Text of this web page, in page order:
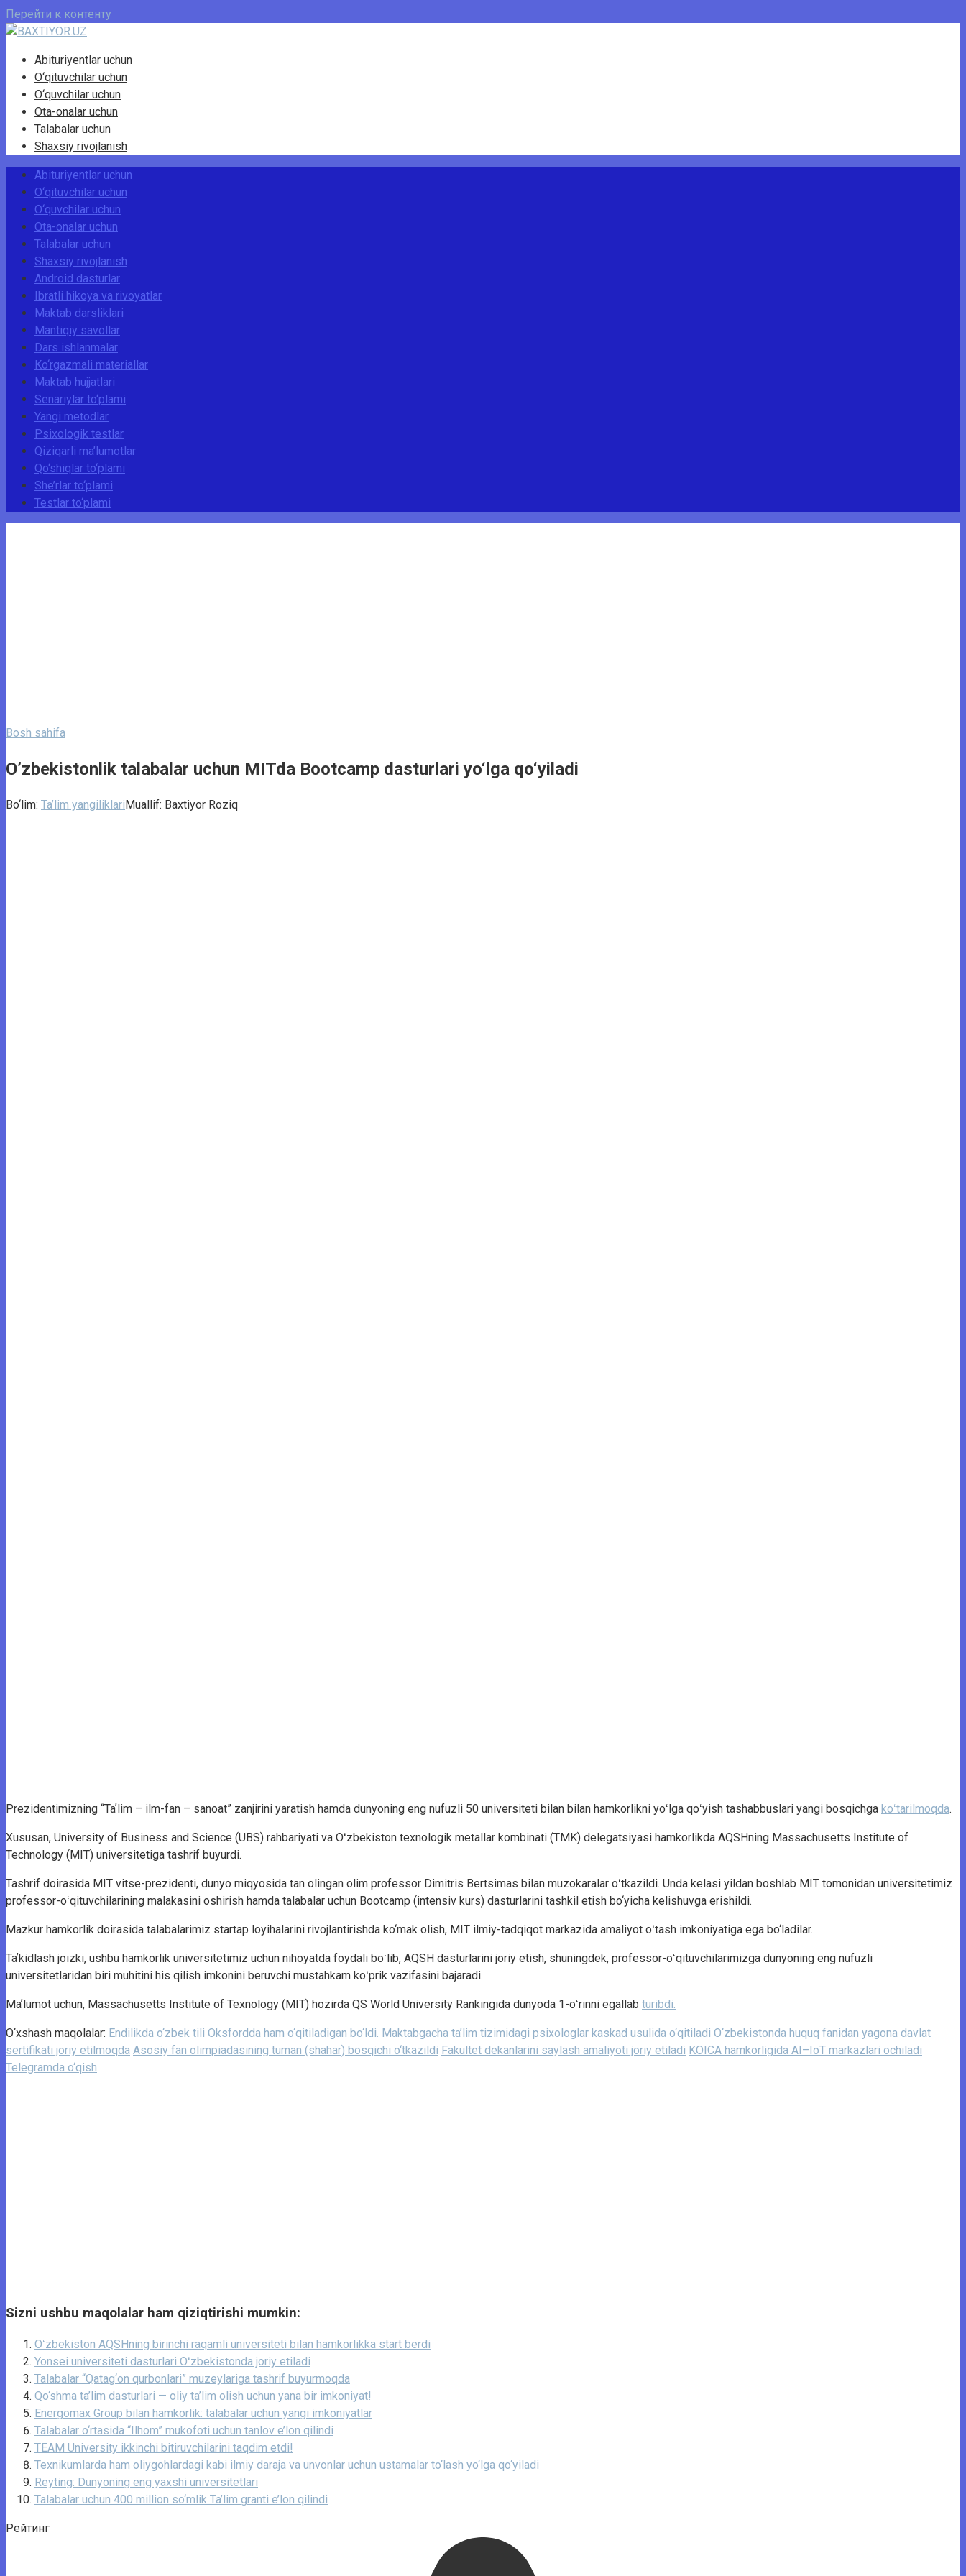
Перейти к контенту
Abituriyentlar uchun
O‘qituvchilar uchun
O‘quvchilar uchun
Ota-onalar uchun
Talabalar uchun
Shaxsiy rivojlanish
Abituriyentlar uchun
O‘qituvchilar uchun
O‘quvchilar uchun
Ota-onalar uchun
Talabalar uchun
Shaxsiy rivojlanish
Android dasturlar
Ibratli hikoya va rivoyatlar
Maktab darsliklari
Mantiqiy savollar
Dars ishlanmalar
Ko‘rgazmali materiallar
Maktab hujjatlari
Senariylar to‘plami
Yangi metodlar
Psixologik testlar
Qiziqarli ma’lumotlar
Qo‘shiqlar to‘plami
She’rlar to‘plami
Testlar to‘plami
Bosh sahifa
O’zbekistonlik talabalar uchun MITda Bootcamp dasturlari yo‘lga qo‘yiladi
Bo‘lim: Ta’lim yangiliklariMuallif: Baxtiyor Roziq
Prezidentimizning “Taʼlim – ilm-fan – sanoat” zanjirini yaratish hamda dunyoning eng nufuzli 50 universiteti bilan bilan hamkorlikni yoʻlga qoʻyish tashabbuslari yangi bosqichga koʻtarilmoqda.
Xususan, University of Business and Science (UBS) rahbariyati va Oʻzbekiston texnologik metallar kombinati (TMK) delegatsiyasi hamkorlikda AQSHning Massachusetts Institute of
Technology (MIT) universitetiga tashrif buyurdi.
Tashrif doirasida MIT vitse-prezidenti, dunyo miqyosida tan olingan olim professor Dimitris Bertsimas bilan muzokaralar oʻtkazildi. Unda kelasi yildan boshlab MIT tomonidan universitetimiz
professor-oʻqituvchilarining malakasini oshirish hamda talabalar uchun Bootcamp (intensiv kurs) dasturlarini tashkil etish bo‘yicha kelishuvga erishildi.
Mazkur hamkorlik doirasida talabalarimiz startap loyihalarini rivojlantirishda ko‘mak olish, MIT ilmiy-tadqiqot markazida amaliyot oʻtash imkoniyatiga ega bo‘ladilar.
Taʼkidlash joizki, ushbu hamkorlik universitetimiz uchun nihoyatda foydali boʻlib, AQSH dasturlarini joriy etish, shuningdek, professor-oʻqituvchilarimizga dunyoning eng nufuzli
universitetlaridan biri muhitini his qilish imkonini beruvchi mustahkam koʻprik vazifasini bajaradi.
Maʼlumot uchun, Massachusetts Institute of Texnology (MIT) hozirda QS World University Rankingida dunyoda 1-oʻrinni egallab turibdi.
O‘xshash maqolalar: Endilikda o‘zbek tili Oksfordda ham o‘qitiladigan bo‘ldi. Maktabgacha ta’lim tizimidagi psixologlar kaskad usulida o‘qitiladi O‘zbekistonda huquq fanidan yagona davlat
sertifikati joriy etilmoqda Asosiy fan olimpiadasining tuman (shahar) bosqichi o‘tkazildi Fakultet dekanlarini saylash amaliyoti joriy etiladi KOICA hamkorligida AI–IoT markazlari ochiladi
Telegramda o‘qish
Sizni ushbu maqolalar ham qiziqtirishi mumkin:
Oʻzbekiston AQSHning birinchi raqamli universiteti bilan hamkorlikka start berdi
Yonsei universiteti dasturlari Oʻzbekistonda joriy etiladi
Talabalar “Qatag‘on qurbonlari” muzeylariga tashrif buyurmoqda
Qo‘shma ta’lim dasturlari — oliy ta’lim olish uchun yana bir imkoniyat!
Energomax Group bilan hamkorlik: talabalar uchun yangi imkoniyatlar
Talabalar o‘rtasida “Ilhom” mukofoti uchun tanlov e’lon qilindi
TEAM University ikkinchi bitiruvchilarini taqdim etdi!
Texnikumlarda ham oliygohlardagi kabi ilmiy daraja va unvonlar uchun ustamalar to‘lash yo‘lga qo‘yiladi
Reyting: Dunyoning eng yaxshi universitetlari
Talabalar uchun 400 million so‘mlik Ta’lim granti e’lon qilindi
Рейтинг